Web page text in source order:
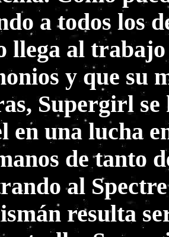
a todos los
llega al
y que su
Supergirl se
en una lucha
de tanto
al
resulta